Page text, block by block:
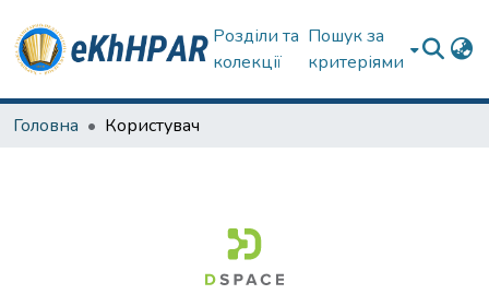
Розділи та
колекції
Пошук за
критеріями
Головна Користувач